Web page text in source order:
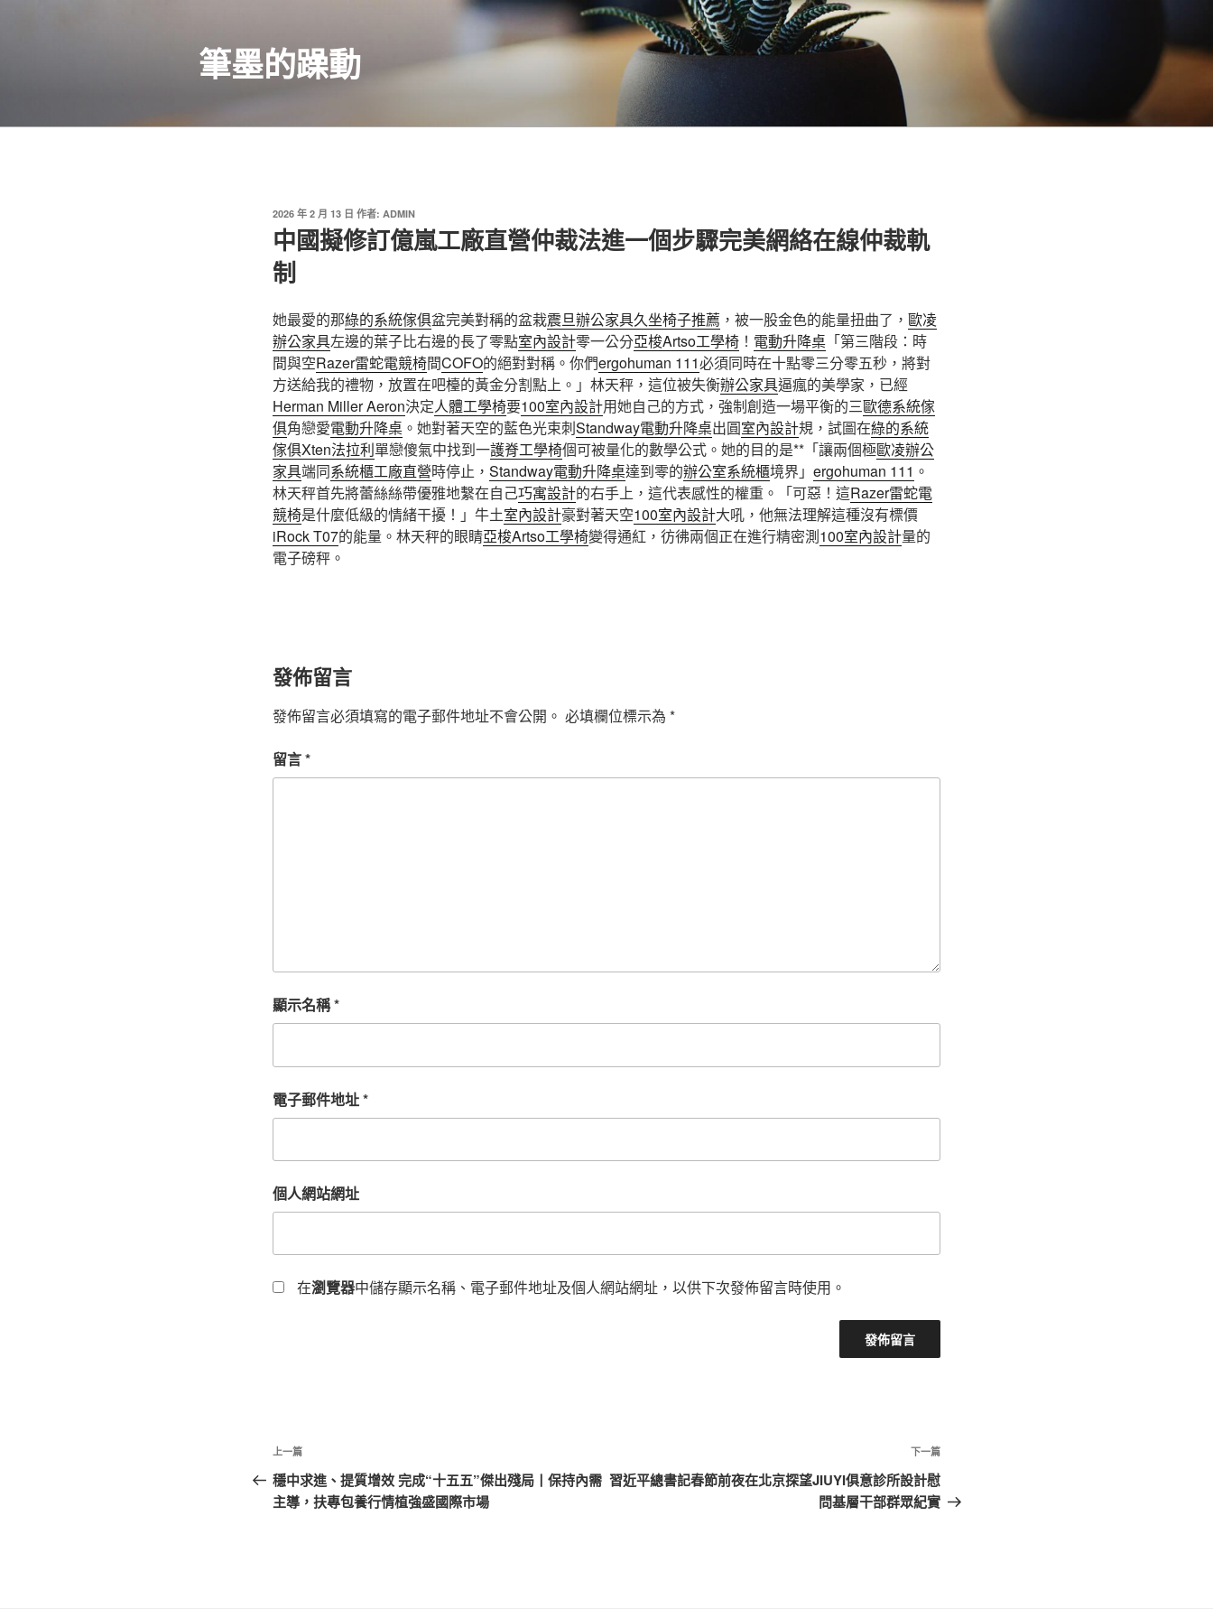
筆墨的躁動
發
於
2026 年 2 月 13 日 作者: ADMIN
中國擬修訂億嵐工廠直營仲裁法進一個步驟完美網絡在線仲裁軌
制
她最愛的那綠的系統傢俱盆完美對稱的盆栽震旦辦公家具久坐椅子推薦 ，被一股金色的能量扭曲了， 歐凌
辦公家具左邊的葉子比右邊的長了零點室內設計零一公分亞梭Artso工學椅 ！ 電動升降桌 「第三階段：時
間與空Razer雷蛇電競椅間COFO的絕對對稱。你們ergohuman 111必須同時在十點零三分零五秒，將對
方送給我的禮物，放置在吧檯的黃金分割點上。」林天秤，這位被失衡辦公家具逼瘋的美學家，已經
Herman Miller Aeron決定人體工學椅要100室內設計用她自己的方式，強制創造一場平衡的三歐德系統傢
俱角戀愛電動升降桌 。她對著天空的藍色光束刺Standway電動升降桌出圓室內設計規，試圖在綠的系統
傢俱Xten法拉利單戀傻氣中找到一護脊工學椅個可被量化的數學公式。她的目的是**「讓兩個極歐凌辦公
家具端同系統櫃工廠直營時停止， Standway電動升降桌達到零的辦公室系統櫃境界」 ergohuman 111 。
林天秤首先將蕾絲絲帶優雅地繫在自己巧寓設計的右手上，這代表感性的權重。「可惡！這Razer雷蛇電
競椅是什麼低級的情緒干擾！」牛土室內設計豪對著天空100室內設計大吼，他無法理解這種沒有標價
iRock T07的能量。林天秤的眼睛亞梭Artso工學椅變得通紅，彷彿兩個正在進行精密測100室內設計量的
電子磅秤。
發佈留言
發佈留言必須填寫的電子郵件地址不會公開。 必填欄位標示為 *
留言*
顯示名稱*
電子郵件地址*
個人網站網址
在瀏覽器中儲存顯示名稱、電子郵件地址及個人網站網址，以供下次發佈留言時使用。
文
章
導
上
一
篇
上一篇
穩中求進、提質增效 完成“十五五”傑出殘局丨保持內需
主導，扶專包養行情植強盛國際市場
下
一
篇
下一篇
習近平總書記春節前夜在北京探望JIUYI俱意診所設計慰
問基層干部群眾紀實